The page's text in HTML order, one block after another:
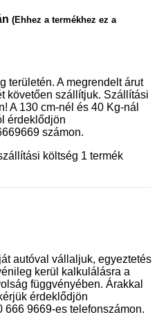
(Ehhez a termékhez ez a
területén. A megrendelt árut
követően szállítjuk. Szállítási
A 130 cm-nél és 40 Kg-nál
érdeklődjön
számon.
költség 1 termék
autóval vállaljuk, egyeztetés
kerül kalkulálásra a
függvényében. Árakkal
érdeklődjön
666 9669-es telefonszámon.